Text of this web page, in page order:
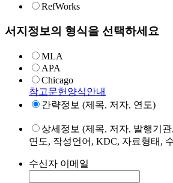
RefWorks
서지정보의 형식을 선택하세요
MLA
APA
Chicago
참고문헌양식안내
간략정보 (제목, 저자, 연도)
상세정보 (제목, 저자, 발행기
연도, 작성언어, KDC, 자료형태,
수신자 이메일